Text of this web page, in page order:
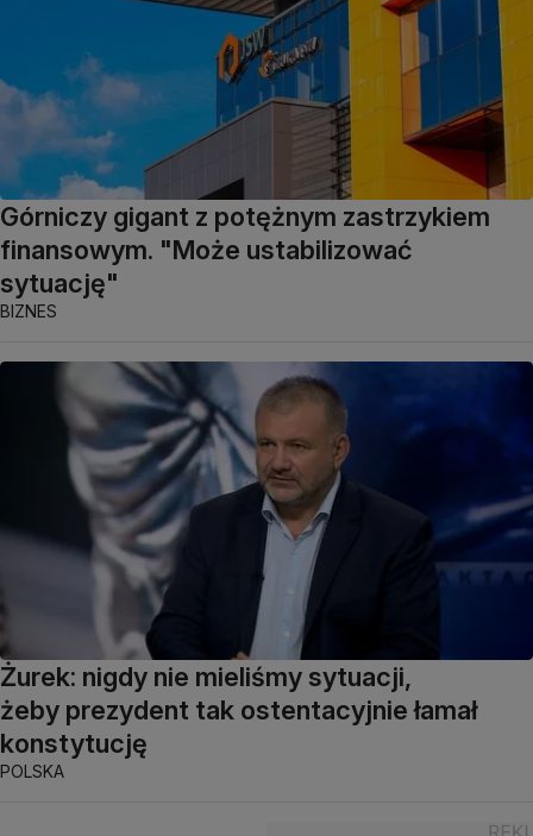
Górniczy gigant z potężnym zastrzykiem
finansowym. "Może ustabilizować
sytuację"
BIZNES
Żurek: nigdy nie mieliśmy sytuacji,
żeby prezydent tak ostentacyjnie łamał
konstytucję
POLSKA